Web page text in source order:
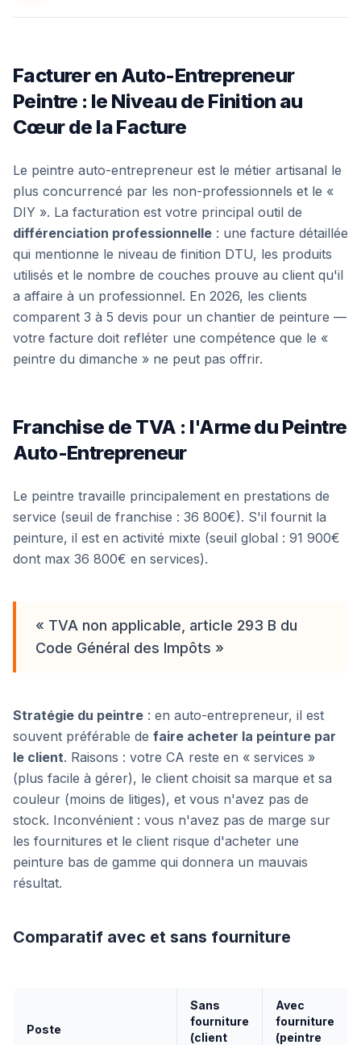
Facturer en Auto-Entrepreneur
Peintre : le Niveau de Finition au
Cœur de la Facture
Le peintre auto-entrepreneur est le métier artisanal le
plus concurrencé par les non-professionnels et le «
DIY ». La facturation est votre principal outil de
différenciation professionnelle : une facture détaillée
qui mentionne le niveau de finition DTU, les produits
utilisés et le nombre de couches prouve au client qu'il
a affaire à un professionnel. En 2026, les clients
comparent 3 à 5 devis pour un chantier de peinture —
votre facture doit refléter une compétence que le «
peintre du dimanche » ne peut pas offrir.
Franchise de TVA : l'Arme du Peintre
Auto-Entrepreneur
Le peintre travaille principalement en prestations de
service (seuil de franchise : 36 800€). S'il fournit la
peinture, il est en activité mixte (seuil global : 91 900€
dont max 36 800€ en services).
« TVA non applicable, article 293 B du
Code Général des Impôts »
Stratégie du peintre : en auto-entrepreneur, il est
souvent préférable de faire acheter la peinture par
le client. Raisons : votre CA reste en « services »
(plus facile à gérer), le client choisit sa marque et sa
couleur (moins de litiges), et vous n'avez pas de
stock. Inconvénient : vous n'avez pas de marge sur
les fournitures et le client risque d'acheter une
peinture bas de gamme qui donnera un mauvais
résultat.
Comparatif avec et sans fourniture
Poste
Sans
fourniture
(client
Avec
fourniture
(peintre